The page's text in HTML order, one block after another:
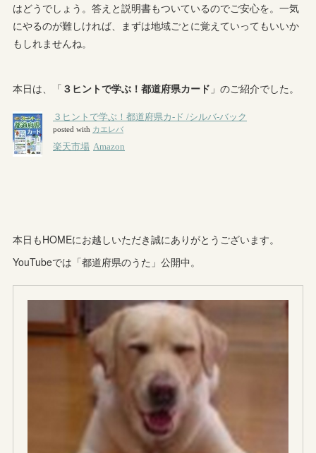
はどうでしょう。答えと説明書もついているのでご安心を。一気
にやるのが難しければ、まずは地域ごとに覚えていってもいいか
もしれませんね。
本日は、「 ３ヒントで学ぶ！都道府県カード 」のご紹介でした。
本日もHOMEにお越しいただき誠にありがとうございます。
YouTubeでは「都道府県のうた」公開中。